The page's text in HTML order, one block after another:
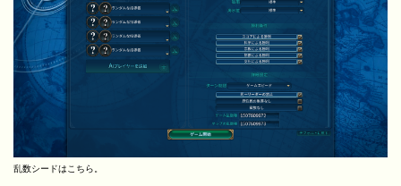
乱数シードはこちら。